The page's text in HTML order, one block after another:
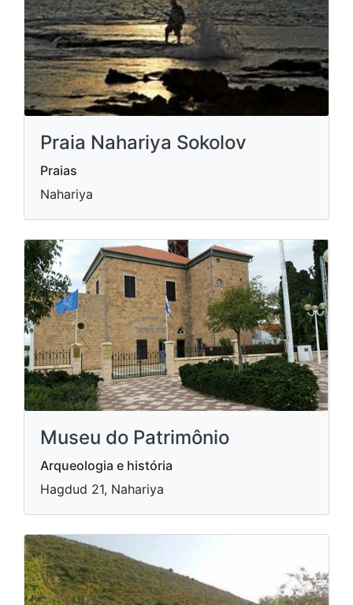
Praia Nahariya Sokolov
Praias
Nahariya
Museu do Patrimônio
Arqueologia e história
Hagdud 21, Nahariya